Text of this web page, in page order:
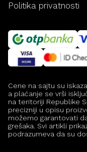
Politika privatnosti
Cene na sajtu su
a plaćanje se vrši
na teritoriji Republike
precizniji u opisu
možemo garantovati
grešaka. Svi artikli
podrazumeva da su